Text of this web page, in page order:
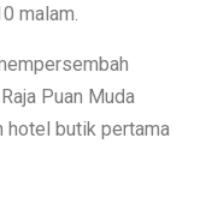
malam.
Puan Muda
hotel butik pertama